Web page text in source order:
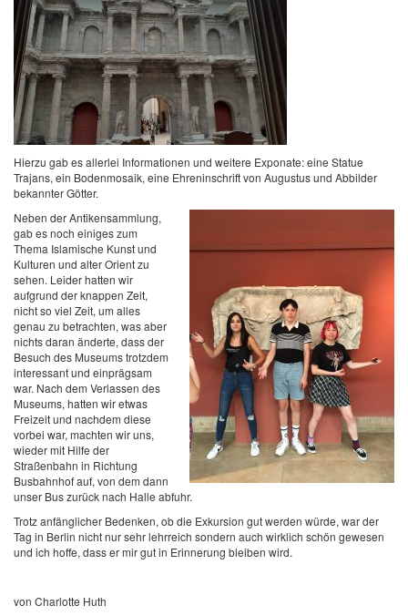
Hierzu gab es allerlei Informationen und weitere Exponate: eine Statue
Trajans, ein Bodenmosaik, eine Ehreninschrift von Augustus und Abbilder
bekannter Götter.
Neben der Antikensammlung,
gab es noch einiges zum
Thema Islamische Kunst und
Kulturen und alter Orient zu
sehen. Leider hatten wir
aufgrund der knappen Zeit,
nicht so viel Zeit, um alles
genau zu betrachten, was aber
nichts daran änderte, dass der
Besuch des Museums trotzdem
interessant und einprägsam
war. Nach dem Verlassen des
Museums, hatten wir etwas
Freizeit und nachdem diese
vorbei war, machten wir uns,
wieder mit Hilfe der
Straßenbahn in Richtung
Busbahnhof auf, von dem dann
unser Bus zurück nach Halle abfuhr.
Trotz anfänglicher Bedenken, ob die Exkursion gut werden würde, war der
Tag in Berlin nicht nur sehr lehrreich sondern auch wirklich schön gewesen
und ich hoffe, dass er mir gut in Erinnerung bleiben wird.
von Charlotte Huth